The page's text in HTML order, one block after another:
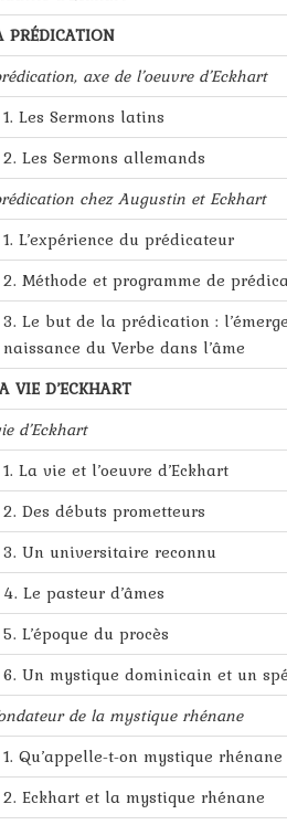
PRÉDICATION
axe de l’oeuvre d’Eckhart
1. Les Sermons latins
2. Les Sermons allemands
chez Augustin et Eckhart
1. L’expérience du prédicateur
2. Méthode et programme de
3. Le but de la prédication :
naissance du Verbe dans l’âme
VIE D’ECKHART
d’Eckhart
1. La vie et l’oeuvre d’Eckhart
2. Des débuts prometteurs
3. Un universitaire reconnu
4. Le pasteur d’âmes
5. L’époque du procès
6. Un mystique dominicain et un
de la mystique rhénane
1. Qu’appelle-t-on mystique rhénane
2. Eckhart et la mystique rhénane